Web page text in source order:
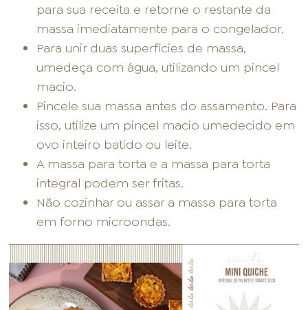
para sua receita e retorne o restante da
massa imediatamente para o congelador.
Para unir duas superfícies de massa,
umedeça com água, utilizando um pincel
macio.
Pincele sua massa antes do assamento. Para
isso, utilize um pincel macio umedecido em
ovo inteiro batido ou leite.
A massa para torta e a massa para torta
integral podem ser fritas.
Não cozinhar ou assar a massa para torta
em forno microondas.